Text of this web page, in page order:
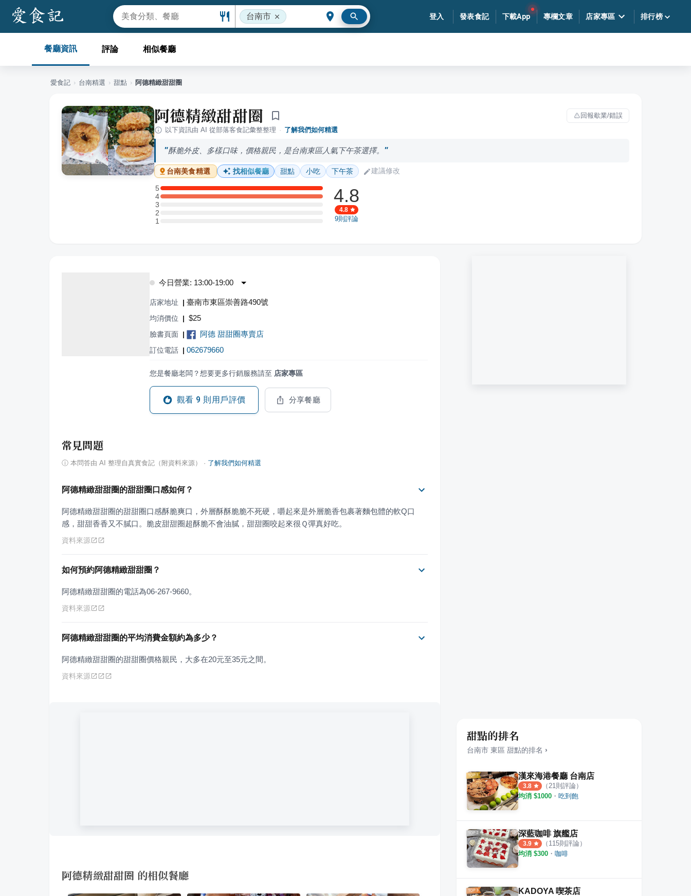
台南市 登入 發表食記 下載App 專欄文章 店家專區 排行榜
餐廳資訊 評論 相似餐廳
愛食記 › 台南精選 › 甜點 › 阿德精緻甜甜圈
阿德精緻甜甜圈
回報歇業/錯誤
以下資訊由 AI 從部落客食記彙整整理 · 了解我們如何精選
酥脆外皮、多樣口味，價格親民，是台南東區人氣下午茶選擇。
台南美食精選 找相似餐廳 甜點 小吃 下午茶 建議修改
5
5 星：1 則評論
4
4 星：1 則評論
3
3 星：0 則評論
2
2 星：0 則評論
11 星：0 則評論
4.8
4.8
9則評論
今日營業: 13:00-19:00
店家地址 | 臺南市東區崇善路490號
均消價位 | $25
臉書頁面 | 阿德 甜甜圈專賣店
訂位電話 | 062679660
您是餐廳老闆？想要更多行銷服務請至 店家專區
觀看 9 則用戶評價 分享餐廳
常見問題
ⓘ 本問答由 AI 整理自真實食記（附資料來源） · 了解我們如何精選
阿德精緻甜甜圈的甜甜圈口感如何？
阿德精緻甜甜圈的甜甜圈口感酥脆爽口，外層酥酥脆脆不死硬，嚼起來是外層脆香包裹著麵包體的軟Q口
感，甜甜香香又不膩口。脆皮甜甜圈超酥脆不會油膩，甜甜圈咬起來很Ｑ彈真好吃。
資料來源
如何預約阿德精緻甜甜圈？
阿德精緻甜甜圈的電話為06-267-9660。
資料來源
阿德精緻甜甜圈的平均消費金額約為多少？
阿德精緻甜甜圈的甜甜圈價格親民，大多在20元至35元之間。
資料來源
阿德精緻甜甜圈 的相似餐廳
甜點的排名
台南市 東區 甜點的排名 ›
漢來海港餐廳 台南店
3.8 （ 21 則評論）
均消 $1000 ・ 吃到飽
深藍咖啡 旗艦店
3.9 （ 115則評論）
均消 $300 ・ 咖啡
KADOYA 喫茶店